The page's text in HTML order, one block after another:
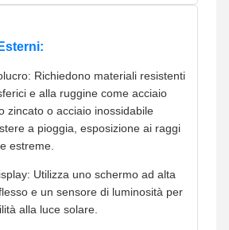
Richiedono materiali resistenti
e alla ruggine come acciaio
zincato o acciaio inossidabile
a pioggia, esposizione ai raggi
estreme.
Utilizza uno schermo ad alta
e un sensore di luminosità per
alla luce solare.